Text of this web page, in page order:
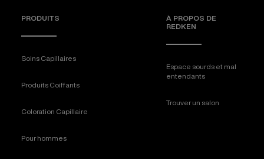
PRODUITS
Soins Capillaires
Produits Coiffants
Coloration Capillaire
Pour hommes
À PROPOS DE
REDKEN
Espace sourds et mal
entendants
Trouver un salon